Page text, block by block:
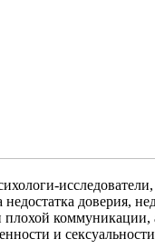
недостатка доверия,
плохой коммуникации,
и